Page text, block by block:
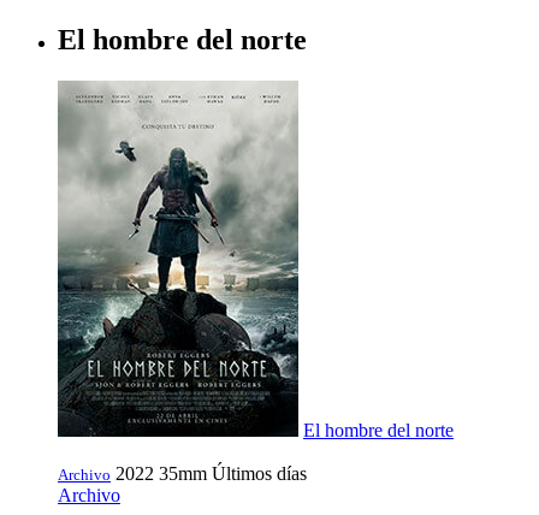
El hombre del norte
El hombre del norte
Archivo 2022 35mm Últimos días
Archivo